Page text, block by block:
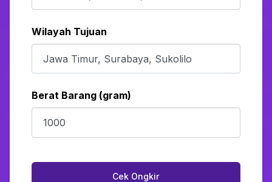
Wilayah Tujuan
Berat Barang (gram)
Cek Ongkir